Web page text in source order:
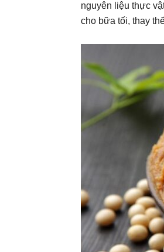
nguyên liệu thực
cho bữa tối, thay